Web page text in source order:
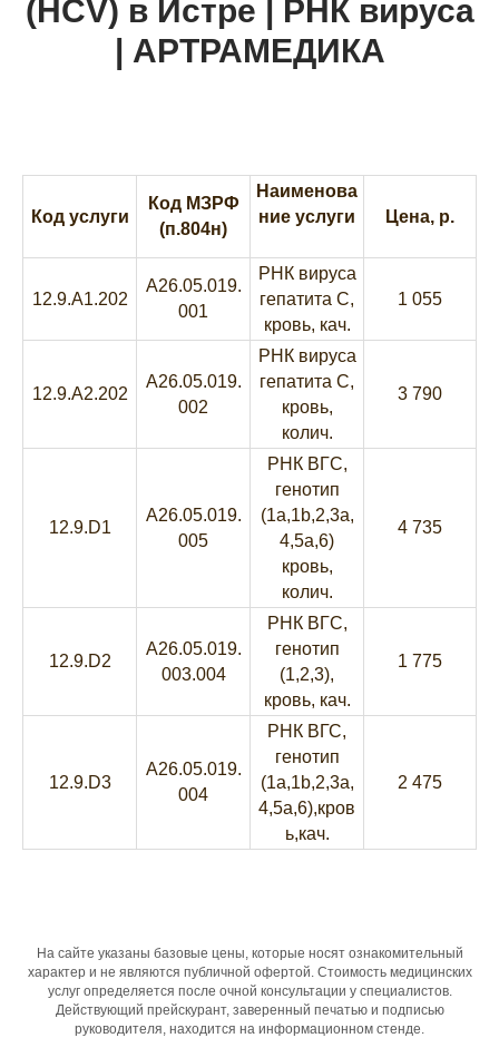
(HCV) в Истре | РНК вируса
| АРТРАМЕДИКА
Код услуги
Код МЗРФ
(п.804н)
Наименова
ние услуги
Цена, р.
12.9.A1.202
A26.05.019.
001
РНК вируса
гепатита C,
кровь, кач.
1 055
12.9.A2.202
A26.05.019.
002
РНК вируса
гепатита C,
кровь,
колич.
3 790
12.9.D1
A26.05.019.
005
РНК ВГC,
генотип
(1a,1b,2,3a,
4,5a,6)
кровь,
колич.
4 735
12.9.D2
A26.05.019.
003.004
РНК ВГC,
генотип
(1,2,3),
кровь, кач.
1 775
12.9.D3
A26.05.019.
004
РНК ВГС,
генотип
(1a,1b,2,3a,
4,5a,6),кров
ь,кач.
2 475
На сайте указаны базовые цены, которые носят ознакомительный
характер и не являются публичной офертой. Стоимость медицинских
услуг определяется после очной консультации у специалистов.
Действующий прейскурант, заверенный печатью и подписью
руководителя, находится на информационном стенде.